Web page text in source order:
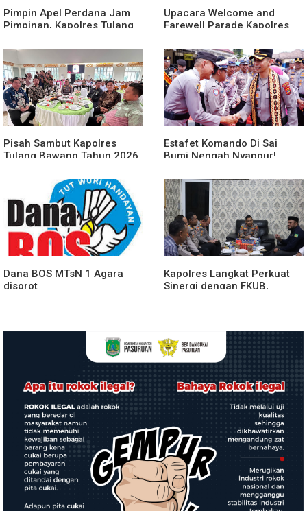
Pimpin Apel Perdana Jam
Pimpinan, Kapolres Tulang
dan Penekanan Pada
Personil
Upacara Welcome and
Farewell Parade Kapolres
Berlangsung Khidmat
Pisah Sambut Kapolres
Tulang Bawang Tahun 2026,
Forkopimda untuk Menjaga
Stabilitas Daerah
Estafet Komando Di Sai
Bumi Nengah Nyappur!
Dan Penyerahan Tunggul
Kesatuan Polres Tulang
Bawang Berlangsung
Spektakuler
Dana BOS MTsN 1 Agara
disorot
Kapolres Langkat Perkuat
Sinergi dengan FKUB,